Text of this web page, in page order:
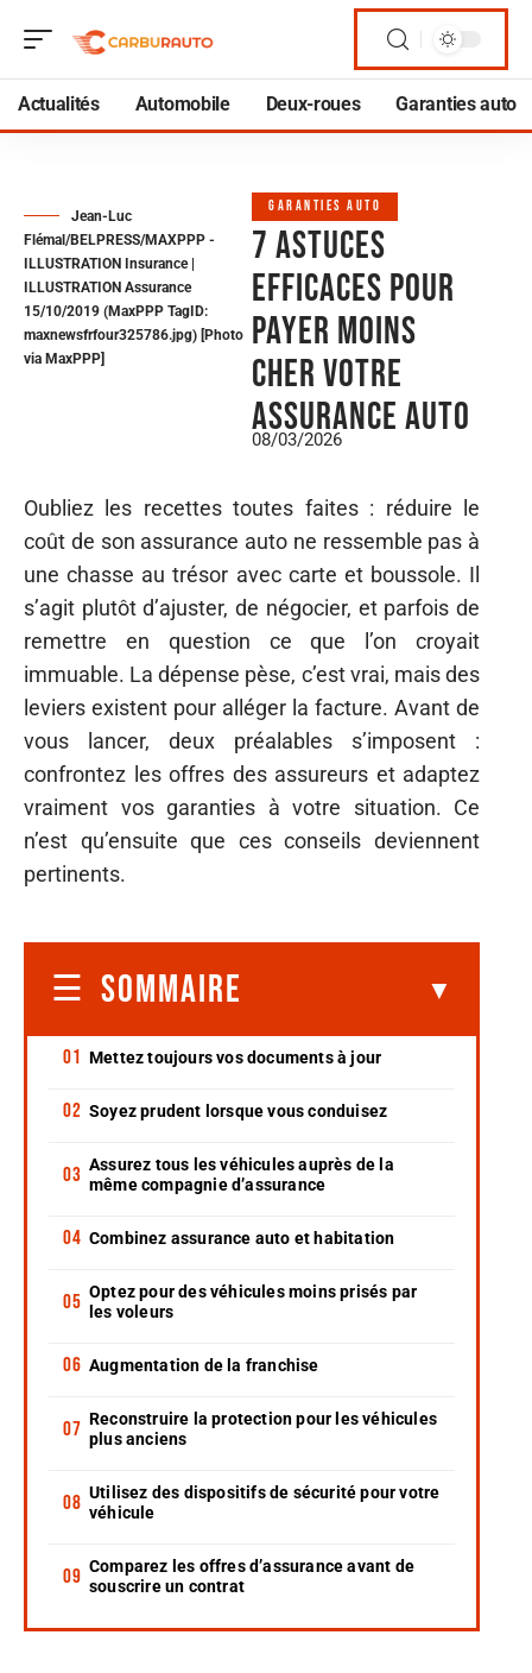
Actualités Automobile Deux-roues Garanties auto
Jean-Luc
Flémal/BELPRESS/MAXPPP -
ILLUSTRATION Insurance |
ILLUSTRATION Assurance
15/10/2019 (MaxPPP TagID:
maxnewsfrfour325786.jpg) [Photo
via MaxPPP]
GARANTIES AUTO
7 astuces
efficaces pour
payer moins
cher votre
assurance auto
08/03/2026
Oubliez les recettes toutes faites : réduire le
coût de son assurance auto ne ressemble pas à
une chasse au trésor avec carte et boussole. Il
s’agit plutôt d’ajuster, de négocier, et parfois de
remettre en question ce que l’on croyait
immuable. La dépense pèse, c’est vrai, mais des
leviers existent pour alléger la facture. Avant de
vous lancer, deux préalables s’imposent :
confrontez les offres des assureurs et adaptez
vraiment vos garanties à votre situation. Ce
n’est qu’ensuite que ces conseils deviennent
pertinents.
SOMMAIRE
Mettez toujours vos documents à jour
Soyez prudent lorsque vous conduisez
Assurez tous les véhicules auprès de la
même compagnie d’assurance
Combinez assurance auto et habitation
Optez pour des véhicules moins prisés par
les voleurs
Augmentation de la franchise
Reconstruire la protection pour les véhicules
plus anciens
Utilisez des dispositifs de sécurité pour votre
véhicule
Comparez les offres d’assurance avant de
souscrire un contrat